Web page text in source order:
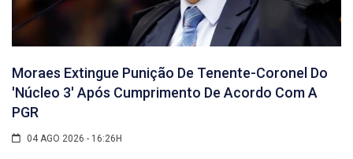
Moraes Extingue Punição De Tenente-Coronel Do
'núcleo 3' Após Cumprimento De Acordo Com A
PGR
04 AGO 2026 - 16:26H